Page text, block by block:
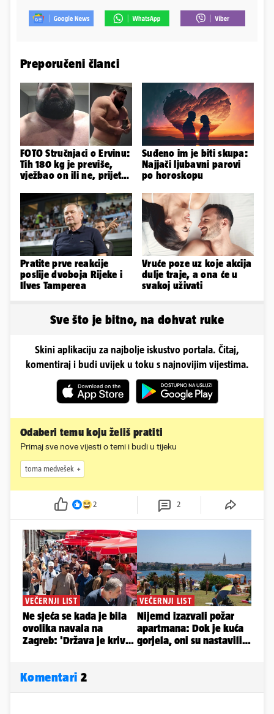
Preporučeni članci
FOTO Stručnjaci o Ervinu:
Tih 180 kg je previše,
vježbao on ili ne, prijete
Suđeno im je biti skupa:
Najjači ljubavni parovi
po horoskopu
Pratite prve reakcije
poslije dvoboja Rijeke i
Ilves Tamperea
Vruće poze uz koje akcija
dulje traje, a ona će u
svakoj uživati
Sve što je bitno, na dohvat ruke
Skini aplikaciju za najbolje iskustvo portala. Čitaj,
komentiraj i budi uvijek u toku s najnovijim vijestima.
Odaberi temu koju želiš pratiti
Primaj sve nove vijesti o temi i budi u tijeku
toma medvešek
2 2
Komentari 2